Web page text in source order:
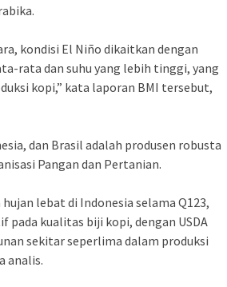
kondisi El Niño dikaitkan dengan
rata dan suhu yang lebih tinggi, yang
kopi,” kata laporan BMI tersebut,
dan Brasil adalah produsen robusta
Pangan dan Pertanian.
lebat di Indonesia selama Q123,
pada kualitas biji kopi, dengan USDA
sekitar seperlima dalam produksi
analis.